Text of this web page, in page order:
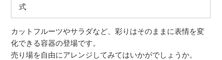
式
カットフルーツやサラダなど、彩りはそのままに表情を変
化できる容器の登場です。
売り場を自由にアレンジしてみてはいかがでしょうか。